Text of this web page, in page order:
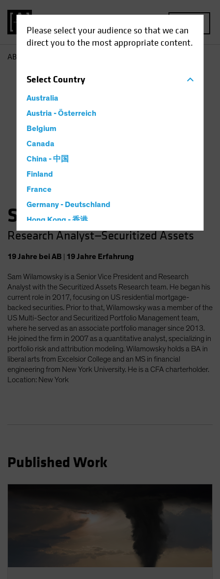
Please select your audience so that we can
direct you to the most appropriate content.
SelectCountry
Australia
Austria - Österreich
Belgium
Canada
China - 中国
Finland
France
Germany - Deutschland
Hong Kong - 香港
Hungary
Japan - 日本
Latin America
Luxembourg and Other EMEA
Netherlands
New Zealand
Norway
Other Asia-Pacific
Sweden
AB
Samuel Wilamowsky
Research Analyst—Securitized Assets
19Jahre bei AB 19Jahre Erfahrung
Sam Wilamowsky is a Senior Vice President and Research
Analyst with the Securitized Assets Research team. He began his
current role in 2017, focusing on US residential mortgage-
backed securities. Prior to that, Wilamowsky was a member of the
US Multi-Sector and Securitized Portfolio Management team,
where he served as an associate portfolio manager since 2013.
He joined the firm in 2007 as a quantitative analyst, specializing in
portfolio risk and attribution modeling. Wilamowsky holds a BA in
liberal arts from Excelsior College and an MS in financial
engineering from New York University. He is a CFA charterholder.
Location: New York
Published Work